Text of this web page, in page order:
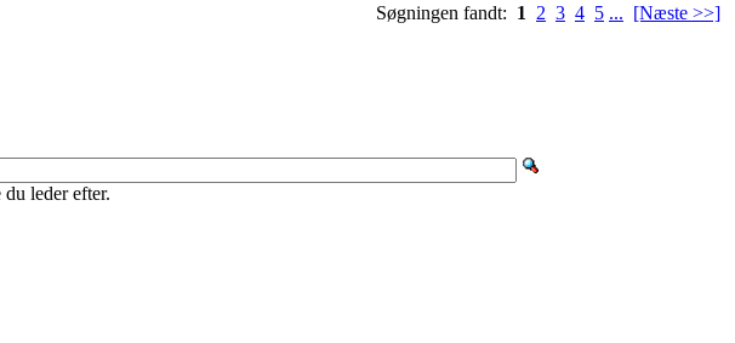
Søgningen fandt: 1 2 3 4 5 ... [Næste >>]
leder efter.